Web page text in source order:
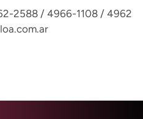
2588 / 4966-1108 / 4962